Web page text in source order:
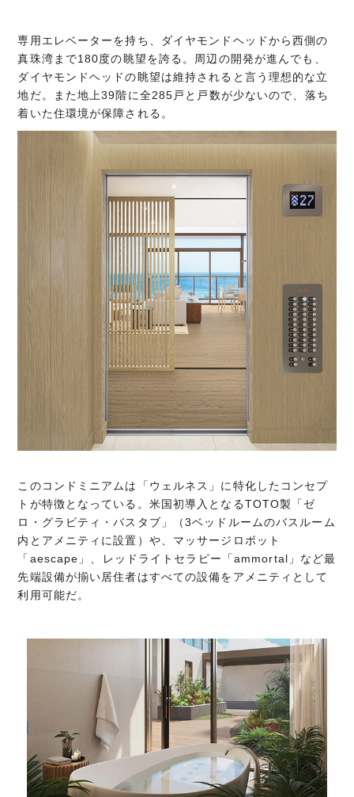
専用エレベーターを持ち、ダイヤモンドヘッドから西側の
真珠湾まで180度の眺望を誇る。周辺の開発が進んでも、
ダイヤモンドヘッドの眺望は維持されると言う理想的な立
地だ。また地上39階に全285戸と戸数が少ないので、落ち
着いた住環境が保障される。
このコンドミニアムは「ウェルネス」に特化したコンセプ
トが特徴となっている。米国初導入となるTOTO製「ゼ
ロ・グラビティ・バスタブ」（3ベッドルームのバスルーム
内とアメニティに設置）や、マッサージロボット
「aescape」、レッドライトセラピー「ammortal」など最
先端設備が揃い居住者はすべての設備をアメニティとして
利用可能だ。